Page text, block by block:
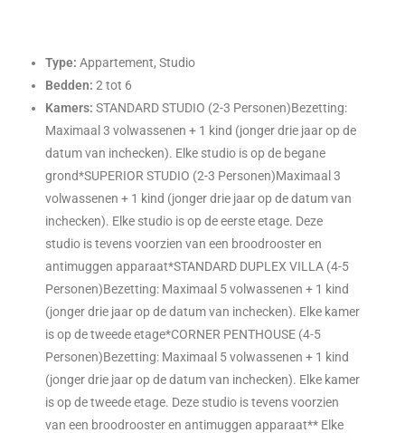
Type: Appartement, Studio
Bedden: 2 tot 6
Kamers: STANDARD STUDIO (2-3 Personen)Bezetting:
Maximaal 3 volwassenen + 1 kind (jonger drie jaar op de
datum van inchecken). Elke studio is op de begane
grond*SUPERIOR STUDIO (2-3 Personen)Maximaal 3
volwassenen + 1 kind (jonger drie jaar op de datum van
inchecken). Elke studio is op de eerste etage. Deze
studio is tevens voorzien van een broodrooster en
antimuggen apparaat*STANDARD DUPLEX VILLA (4-5
Personen)Bezetting: Maximaal 5 volwassenen + 1 kind
(jonger drie jaar op de datum van inchecken). Elke kamer
is op de tweede etage*CORNER PENTHOUSE (4-5
Personen)Bezetting: Maximaal 5 volwassenen + 1 kind
(jonger drie jaar op de datum van inchecken). Elke kamer
is op de tweede etage. Deze studio is tevens voorzien
van een broodrooster en antimuggen apparaat** Elke